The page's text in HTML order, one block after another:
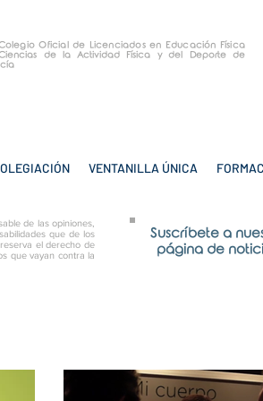
Oficial de Licenciados en Educación Física
de la Actividad Física y del Deporte de
VENTANILLA ÚNICA
de las opiniones,
que de los
el derecho de
que vayan contra la
Suscríbete a
página de